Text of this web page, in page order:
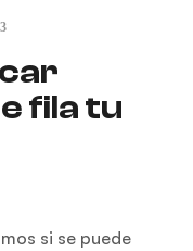
fila tu
si se puede